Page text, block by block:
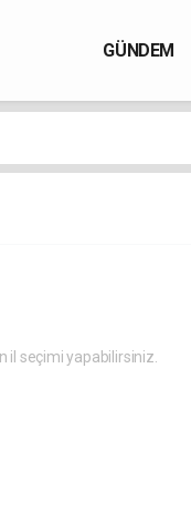
GÜNDEM
il seçimi yapabilirsiniz.